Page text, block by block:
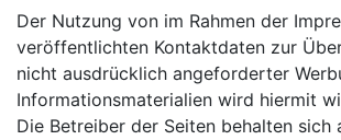
Der Nutzung von im Rahmen der
veröffentlichten Kontaktdaten zur
nicht ausdrücklich angeforderter
Informationsmaterialien wird hiermit
Die Betreiber der Seiten behalten sich